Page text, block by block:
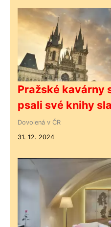
Pražské kavárny
psali své knihy
Dovolená v ČR
31. 12. 2024